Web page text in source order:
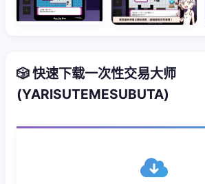
🎲 快速下载一次性交易大师
(YARISUTEMESUBUTA)